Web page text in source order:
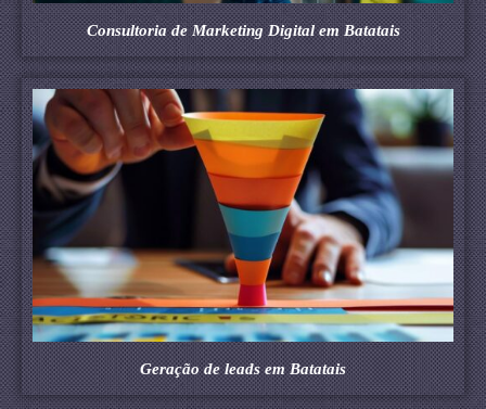
Consultoria de Marketing Digital em Batatais
Geração de leads em Batatais